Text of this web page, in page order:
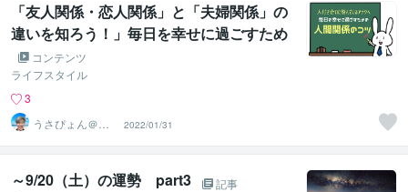
「友人関係・恋人関係」と「夫婦関係」の
違いを知ろう！」毎日を幸せに過ごすため
の【人間関係のコツ】
コンテンツ
ライフスタイル
3
うさぴょん＠癒
し系アラフィフ
心寄り添い人
2022/01/31
～9/20（土）の運勢 part3
記事